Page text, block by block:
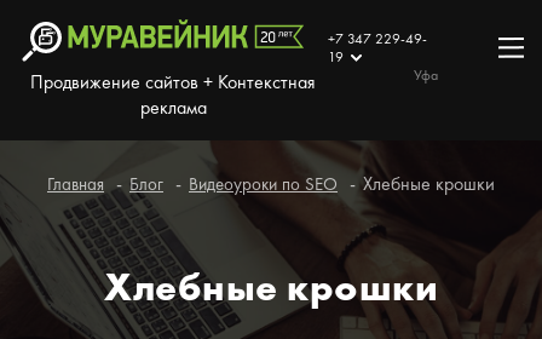
Продвижение сайтов + Контекстная
реклама
+7 347 229-49-
19
Уфа
Главная Блог Видеоуроки по SEO Хлебные крошки
Хлебные крошки